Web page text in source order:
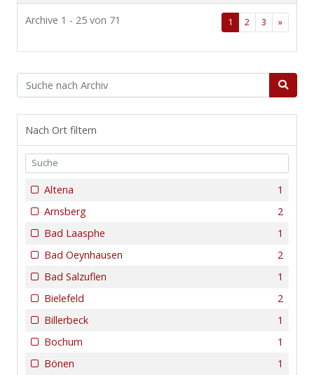
Archive 1 - 25 von 71 1 2 3 »
Nach Ort filtern
1
Altena
2
Arnsberg
1
Bad Laasphe
2
Bad Oeynhausen
1
Bad Salzuflen
2
Bielefeld
1
Billerbeck
1
Bochum
1
Bönen